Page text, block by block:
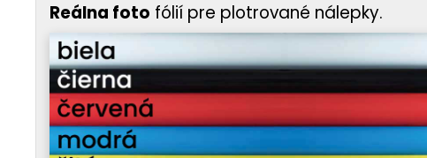
Reálna foto fólií pre plotrované nálepky.